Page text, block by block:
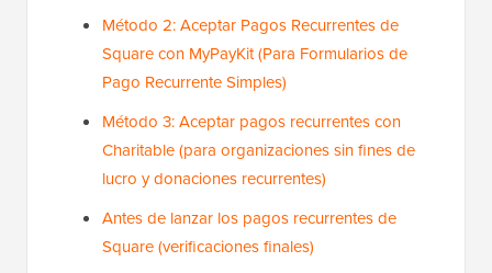
Método 2: Aceptar Pagos Recurrentes de
Square con MyPayKit (Para Formularios de
Pago Recurrente Simples)
Método 3: Aceptar pagos recurrentes con
Charitable (para organizaciones sin fines de
lucro y donaciones recurrentes)
Antes de lanzar los pagos recurrentes de
Square (verificaciones finales)